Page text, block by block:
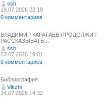
ssh
19.07.2026 22:19
0 комментариев
ВЛАДИМИР КАРАТАЕВ ПРОДОЛЖИТ
РАССКАЗЫВАТЬ…
ssh
23.07.2026 19:01
0 комментариев
Библиография
Vikzhi
14.07.2026 14:32